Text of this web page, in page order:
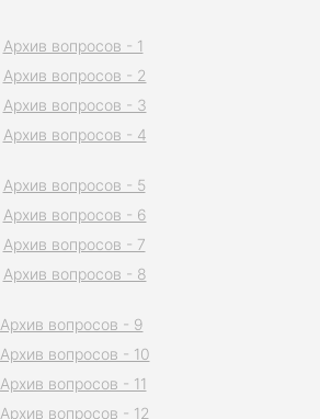
Архив вопросов - 1
Архив вопросов - 2
Архив вопросов - 3
Архив вопросов - 4
Архив вопросов - 5
Архив вопросов - 6
Архив вопросов - 7
Архив вопросов - 8
Архив вопросов - 9
Архив вопросов - 10
Архив вопросов - 11
Архив вопросов - 12